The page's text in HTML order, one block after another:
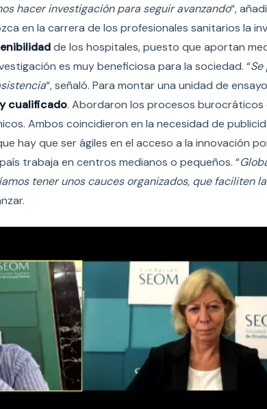
hacer investigación para seguir avanzando“,
en la carrera de los profesionales sanitarios la
de los hospitales, puesto que aportan
es muy beneficiosa para la sociedad. “
“, señaló. Para montar una unidad de
cualificado. Abordaron los procesos burocráticos
Ambos coincidieron en la necesidad de
hay que ser ágiles en el acceso a la innovación
trabaja en centros medianos o pequeños. “
tener unos cauces organizados, que faciliten